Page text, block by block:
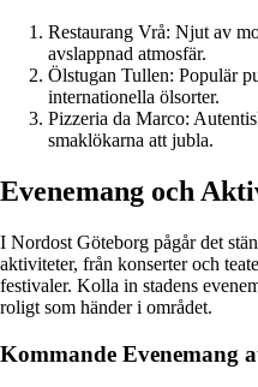
Restaurang Vrå: Njut av
avslappnad atmosfär.
Ölstugan Tullen: Populär
internationella ölsorter.
Pizzeria da Marco:
smaklökarna att jubla.
Evenemang och
I Nordost Göteborg pågår det
aktiviteter, från konserter och
festivaler. Kolla in stadens
roligt som händer i området.
Kommande Evenemang